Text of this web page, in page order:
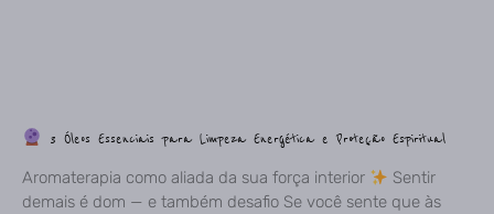
3 Óleos Essenciais para Limpeza Energética e Proteção Espiritual
Aromaterapia como aliada da sua força interior
Sentir
demais é dom — e também desafio Se você sente que às